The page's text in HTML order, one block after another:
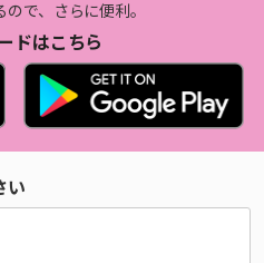
で、さらに便利。
ドはこちら
い